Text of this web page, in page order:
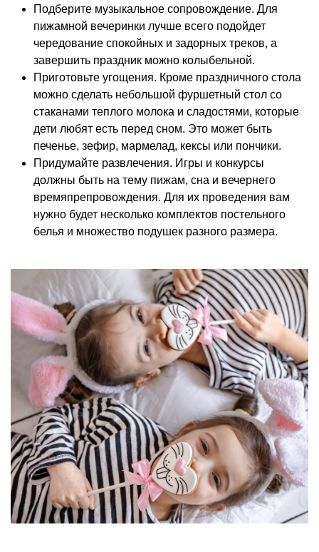
Подберите музыкальное сопровождение. Для
пижамной вечеринки лучше всего подойдет
чередование спокойных и задорных треков, а
завершить праздник можно колыбельной.
Приготовьте угощения. Кроме праздничного стола
можно сделать небольшой фуршетный стол со
стаканами теплого молока и сладостями, которые
дети любят есть перед сном. Это может быть
печенье, зефир, мармелад, кексы или пончики.
Придумайте развлечения. Игры и конкурсы
должны быть на тему пижам, сна и вечернего
времяпрепровождения. Для их проведения вам
нужно будет несколько комплектов постельного
белья и множество подушек разного размера.